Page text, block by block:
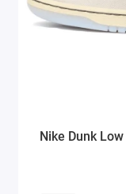
Nike Dunk